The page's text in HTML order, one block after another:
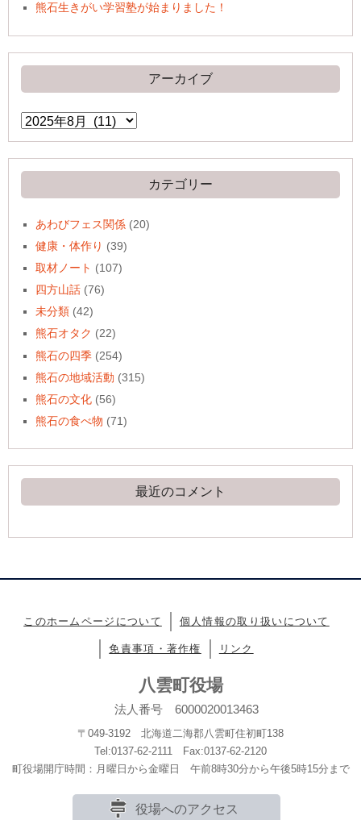
熊石生きがい学習塾が始まりました！
アーカイブ
ア
ー
イ
ブ
カテゴリー
あわびフェス関係 (20)
健康・体作り (39)
取材ノート (107)
四方山話 (76)
未分類 (42)
熊石オタク (22)
熊石の四季 (254)
熊石の地域活動 (315)
熊石の文化 (56)
熊石の食べ物 (71)
最近のコメント
このホームページについて 個人情報の取り扱いについて
免責事項・著作権 リンク
八雲町役場
法人番号 6000020013463
〒049-3192 北海道二海郡八雲町住初町138
Tel:0137-62-2111 Fax:0137-62-2120
町役場開庁時間：月曜日から金曜日 午前8時30分から午後5時15分まで
役場へのアクセス